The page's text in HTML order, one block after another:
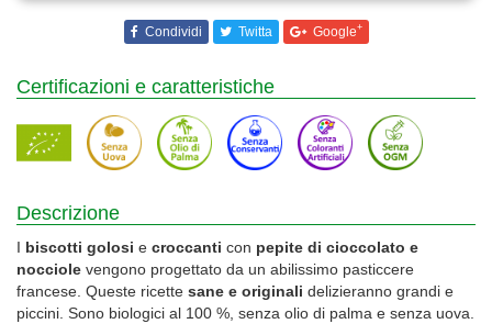
Condividi Twitta Google+
Certificazioni e caratteristiche
Descrizione
I biscotti golosi e croccanti con pepite di cioccolato e
nocciole vengono progettato da un abilissimo pasticcere
francese. Queste ricette sane e originali delizieranno grandi e
piccini. Sono biologici al 100 %, senza olio di palma e senza uova.